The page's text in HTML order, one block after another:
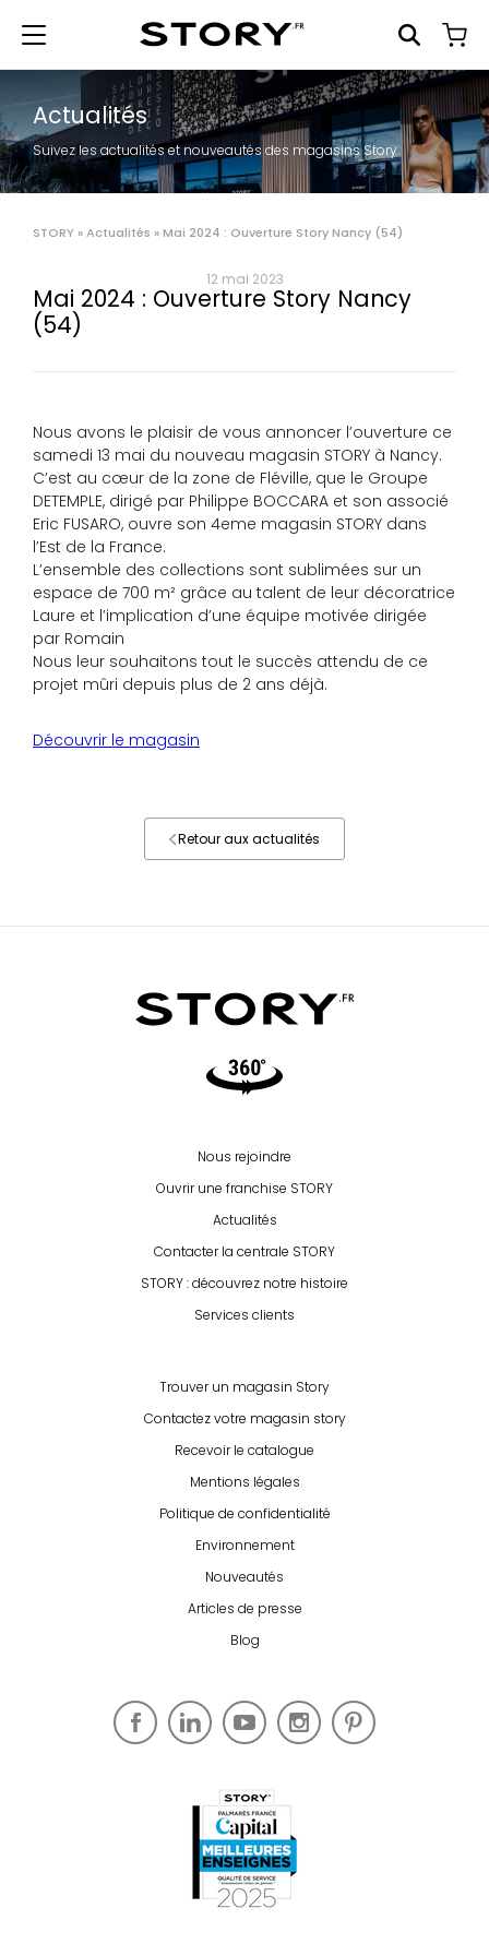
Actualités
Suivez les actualités et nouveautés des magasins Story
STORY »Actualités » Mai 2024 : Ouverture Story Nancy (54)
12 mai 2023
Mai 2024 : Ouverture Story Nancy
(54)
Nous avons le plaisir de vous annoncer l’ouverture ce
samedi 13 mai du nouveau magasin STORY à Nancy.
C’est au cœur de la zone de Fléville, que le Groupe
DETEMPLE, dirigé par Philippe BOCCARA et son associé
Eric FUSARO, ouvre son 4eme magasin STORY dans
l’Est de la France.
L’ensemble des collections sont sublimées sur un
espace de 700 m² grâce au talent de leur décoratrice
Laure et l’implication d’une équipe motivée dirigée
par Romain
Nous leur souhaitons tout le succès attendu de ce
projet mûri depuis plus de 2 ans déjà.
Découvrir le magasin
Retour aux actualités
Video360
Nous rejoindre
Ouvrir une franchise STORY
Actualités
Contacter la centrale STORY
STORY : découvrez notre histoire
Services clients
Trouver un magasin Story
Contactez votre magasin story
Recevoir le catalogue
Mentions légales
Politique de confidentialité
Environnement
Nouveautés
Articles de presse
Blog